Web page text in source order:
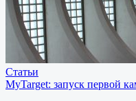
Статьи
MyTarget: запуск первой